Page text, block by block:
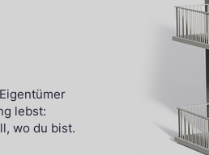
lebst:
wo du bist.